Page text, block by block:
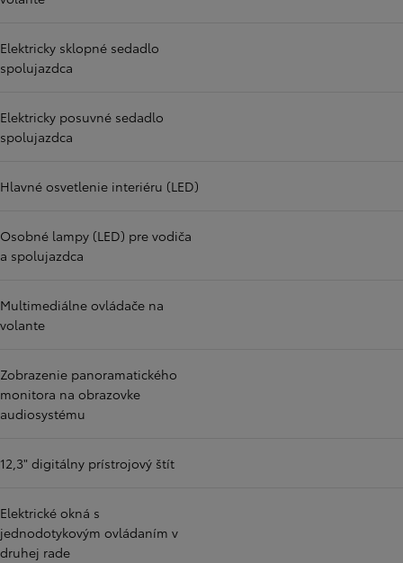
Elektricky sklopné sedadlo
spolujazdca
Elektricky posuvné sedadlo
spolujazdca
Hlavné osvetlenie interiéru (LED)
Osobné lampy (LED) pre vodiča
a spolujazdca
Multimediálne ovládače na
volante
Zobrazenie panoramatického
monitora na obrazovke
audiosystému
12,3" digitálny prístrojový štít
Elektrické okná s
jednodotykovým ovládaním v
druhej rade